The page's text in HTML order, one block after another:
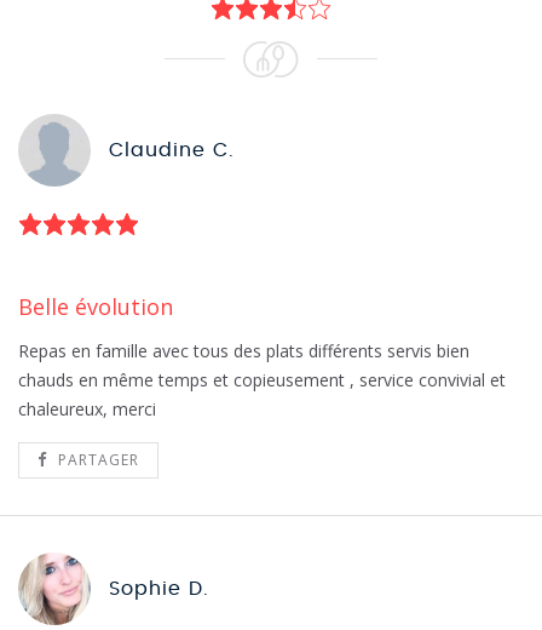
Claudine C.
belle évolution
Repas en famille avec tous des plats différents servis bien
chauds en même temps et copieusement , service convivial et
chaleureux, merci
PARTAGER
Sophie D.